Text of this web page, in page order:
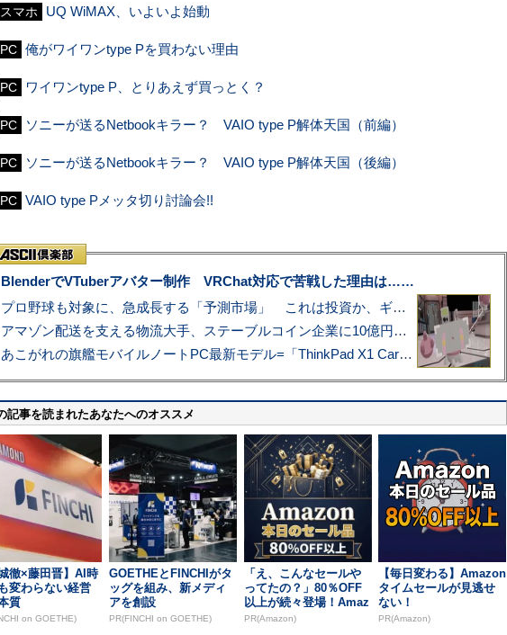
スマホ UQ WiMAX、いよいよ始動
PC 俺がワイワンtype Pを買わない理由
PC ワイワンtype P、とりあえず買っとく？
PC ソニーが送るNetbookキラー？ VAIO type P解体天国（前編）
PC ソニーが送るNetbookキラー？ VAIO type P解体天国（後編）
PC VAIO type Pメッタ切り討論会!!
BlenderでVTuberアバター制作 VRChat対応で苦戦した理由は……
プロ野球も対象に、急成長する「予測市場」 これは投資か、ギャンブルか
アマゾン配送を支える物流大手、ステーブルコイン企業に10億円投資のワケ
あこがれの旗艦モバイルノートPC最新モデル=「ThinkPad X1 Carbon Gen 14 Aura Edition」実機レビュー
記事を読まれたあなたへのオススメ
城徹×藤田晋】AI時
変わらない経営
質
on GOETHE)
GOETHEとFINCHIがタ
ッグを組み、新メディ
アを創設
PR(FINCHI on GOETHE)
「え、こんなセールや
ってたの？」80％OFF
以上が続々登場！Amaz
onの本気が...
PR(Amazon)
【毎日変わる】Amazon
タイムセールが見逃せ
ない！
PR(Amazon)